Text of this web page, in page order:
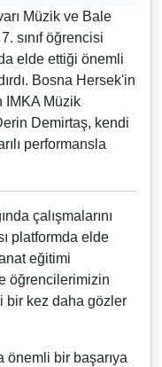
Müzik ve Bale
sınıf öğrencisi
elde ettiği önemli
Bosna Hersek'in
IMKA Müzik
Demirtaş, kendi
performansla
çalışmalarını
platformda elde
eğitimi
öğrencilerimizin
bir kez daha gözler
önemli bir başarıya